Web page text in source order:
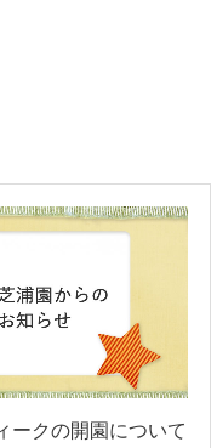
ークの開園について